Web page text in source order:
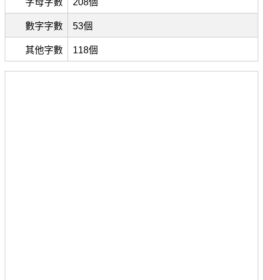
數字字數 53個
其他字數 118個